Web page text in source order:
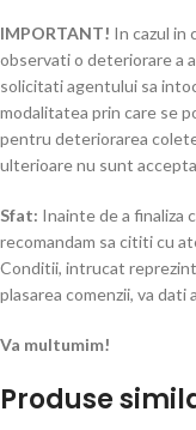
IMPORTANT! In cazul in
observati o deteriorare a
solicitati agentului sa
modalitatea prin care se
pentru deteriorarea
ulterioare nu sunt
Sfat: Inainte de a finaliza
recomandam sa cititi cu
Conditii, intrucat
plasarea comenzii, va
Va multumim!
Produse